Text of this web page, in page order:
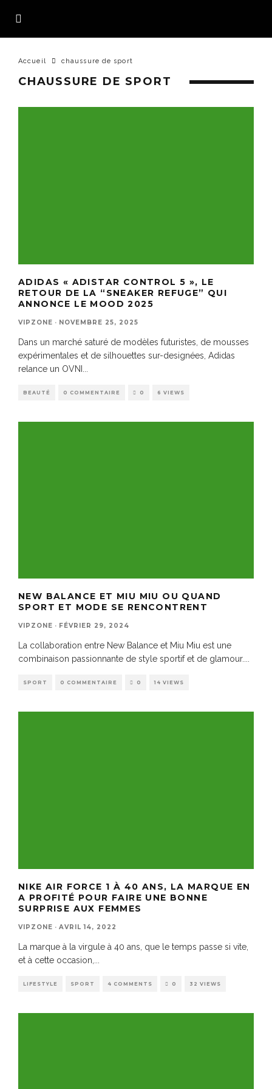
Accueil chaussure de sport
CHAUSSURE DE SPORT
ADIDAS « ADISTAR CONTROL 5 », LE
RETOUR DE LA “SNEAKER REFUGE” QUI
ANNONCE LE MOOD 2025
VIPZONE · NOVEMBRE 25, 2025
Dans un marché saturé de modèles futuristes, de mousses
expérimentales et de silhouettes sur-designées, Adidas
relance un OVNI
BEAUTÉ 0 COMMENTAIRE 0 6 VIEWS
NEW BALANCE ET MIU MIU OU QUAND
SPORT ET MODE SE RENCONTRENT
VIPZONE · FÉVRIER 29, 2024
La collaboration entre New Balance et Miu Miu est une
combinaison passionnante de style sportif et de glamour....
SPORT 0 COMMENTAIRE 0 14 VIEWS
NIKE AIR FORCE 1 À 40 ANS, LA MARQUE EN
A PROFITÉ POUR FAIRE UNE BONNE
SURPRISE AUX FEMMES
VIPZONE · AVRIL 14, 2022
La marque à la virgule à 40 ans, que le temps passe si vite,
et à cette occasion,
LIFESTYLE SPORT 4 COMMENTS 0 32 VIEWS